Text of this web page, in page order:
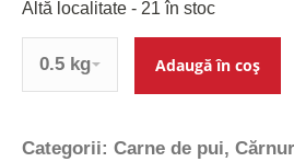
Altă localitate - 21 în stoc
Adaugă în coș
Categorii: Carne de pui,